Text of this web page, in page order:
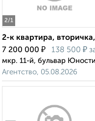
2/1
2-к квартира,
7 200 000 ₽ 138 500 ₽
мкр. 11-й, бульвар
Агентство, 05.08.2026